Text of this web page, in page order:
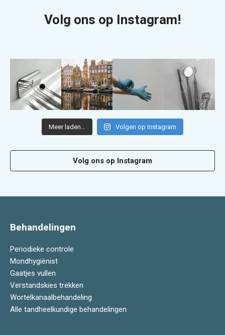
Volg ons op Instagram!
Meer laden… Volgen op Instagram
Volg ons op Instagram
Behandelingen
Periodieke controle
Mondhygiënist
Gaatjes vullen
Verstandskies trekken
Wortelkanaalbehandeling
Alle tandheelkundige behandelingen